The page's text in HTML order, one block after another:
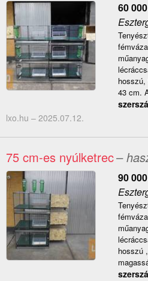
60 000
43 cm.
lxo.hu – 2025.07.12.
75 cm-es nyúlketrec–
90 000
hosszú